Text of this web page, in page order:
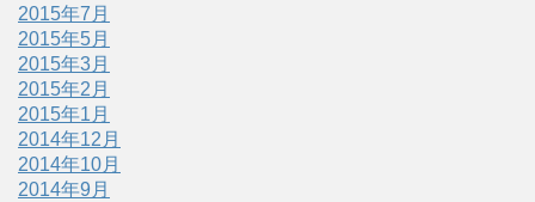
2015年7月
2015年5月
2015年3月
2015年2月
2015年1月
2014年12月
2014年10月
2014年9月